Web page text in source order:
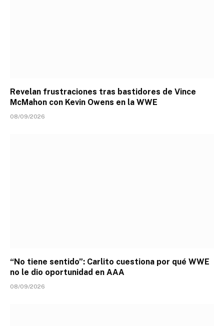
Revelan frustraciones tras bastidores de Vince
McMahon con Kevin Owens en la WWE
08/09/2026
“No tiene sentido”: Carlito cuestiona por qué WWE
no le dio oportunidad en AAA
08/09/2026